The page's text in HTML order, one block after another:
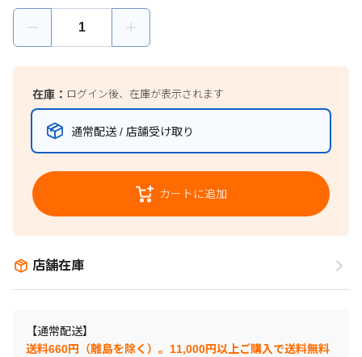
在庫： ログイン後、在庫が表示されます
通常配送 / 店舗受け取り
カートに追加
店舗在庫
【通常配送】
送料660円（離島を除く）。11,000円以上ご購入で送料無料